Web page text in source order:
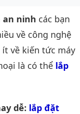
an ninh các bạn
về công nghệ
về kiến tức máy
là có thể lắp
dễ: lắp đặt